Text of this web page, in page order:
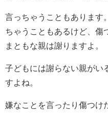
言っちゃうこともあります
ちゃうこともあるけど、傷
まともな親は謝りますよ。
子どもには謝らない親がい
すよね。
嫌なことを言ったり傷つけ